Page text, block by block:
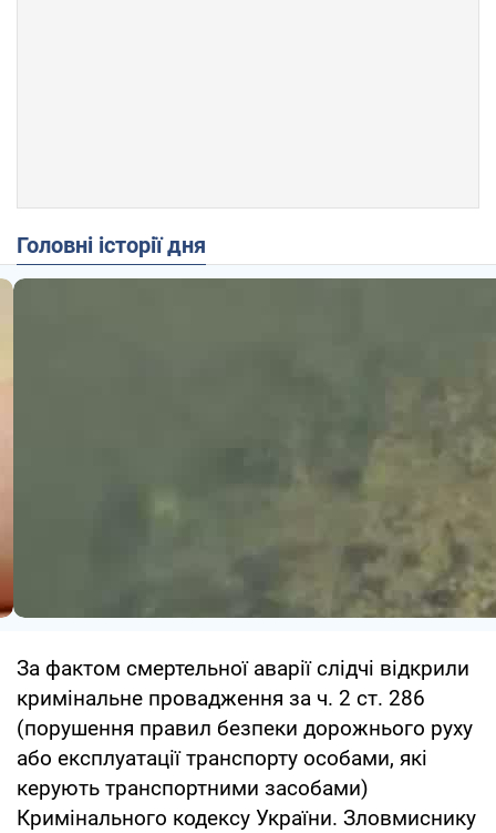
Головні історії дня
За фактом смертельної аварії слідчі відкрили
кримінальне провадження за ч. 2 ст. 286
(порушення правил безпеки дорожнього руху
або експлуатації транспорту особами, які
керують транспортними засобами)
Кримінального кодексу України. Зловмиснику